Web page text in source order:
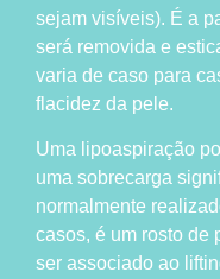
sejam visíveis). É a
será removida e
varia de caso para
flacidez da pele.
Uma lipoaspiração
uma sobrecarga
normalmente
casos, é um rosto de
ser associado ao